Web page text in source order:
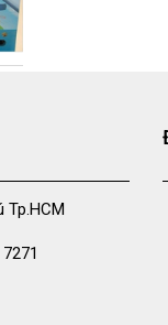
Tp.HCM